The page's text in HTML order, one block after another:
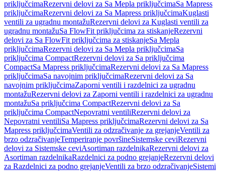
priključcimaRezervni delovi za Sa Mepla priključcimaSa Mapress
priključcimaRezervni delovi za Sa Mapress priključcimaKuglasti
ventili za ugradnu montažuRezervni delovi za Kuglasti ventili za
ugradnu montažuSa FlowFit priključcima za stiskanjeRezervni
delovi za Sa FlowFit priključcima za stiskanjeSa Mepla
priključcimaRezervni delovi za Sa Mepla priključcimaSa
priključcima CompactRezervni delovi za Sa priključcima
CompactSa Mapress priključcimaRezervni delovi za Sa Mapress
priključcimaSa navojnim priključcimaRezervni delovi za Sa
navojnim priključcimaZaporni ventili i razdelnici za ugradnu
montažuRezervni delovi za Zaporni ventili i razdelnici za ugradnu
montažuSa priključcima CompactRezervni delovi za Sa
priključcima CompactNepovratni ventiliRezervni delovi za
Nepovratni ventiliSa Mapress priključcimaRezervni delovi za Sa
Mapress priključcimaVentili za odzračivanje za grejanjeVentili za
brzo odzračivanjeTemperiranje površineSistemske ceviRezervni
delovi za Sistemske ceviAsortiman razdelnikaRezervni delovi za
Asortiman razdelnikaRazdelnici za podno grejanjeRezervni delovi
za Razdelnici za podno grejanjeVentili za brzo odzračivanjeSistemi